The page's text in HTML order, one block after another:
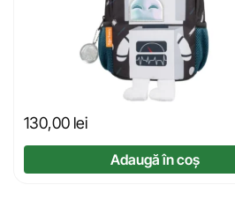
130,00 lei
Adaugă în coș